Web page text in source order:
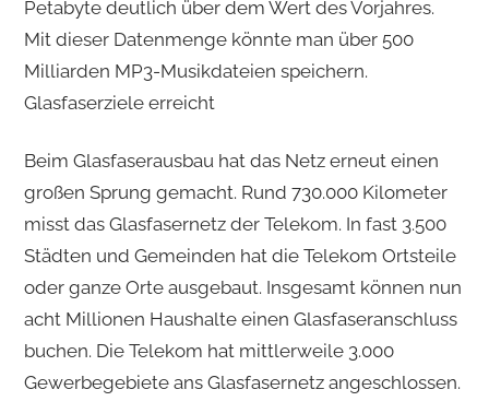
Petabyte deutlich über dem Wert des Vorjahres.
Mit dieser Datenmenge könnte man über 500
Milliarden MP3-Musikdateien speichern.
Glasfaserziele erreicht
Beim Glasfaserausbau hat das Netz erneut einen
großen Sprung gemacht. Rund 730.000 Kilometer
misst das Glasfasernetz der Telekom. In fast 3.500
Städten und Gemeinden hat die Telekom Ortsteile
oder ganze Orte ausgebaut. Insgesamt können nun
acht Millionen Haushalte einen Glasfaseranschluss
buchen. Die Telekom hat mittlerweile 3.000
Gewerbegebiete ans Glasfasernetz angeschlossen.